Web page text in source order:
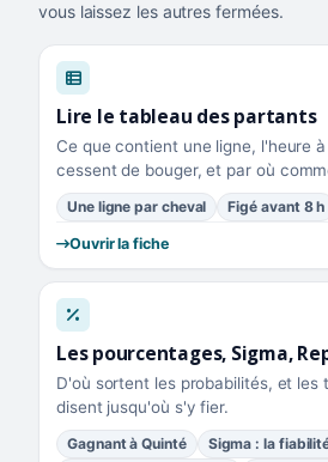
vous laissez les autres fermées.
Lire le tableau des partants
Ce que contient une ligne, l'heure
cessent de bouger, et par où
Une ligne par cheval Figé avant 8 h
Ouvrir la fiche
Les pourcentages, Sigma,
D'où sortent les probabilités, et les
disent jusqu'où s'y fier.
Gagnant à Quinté
Sigma : la